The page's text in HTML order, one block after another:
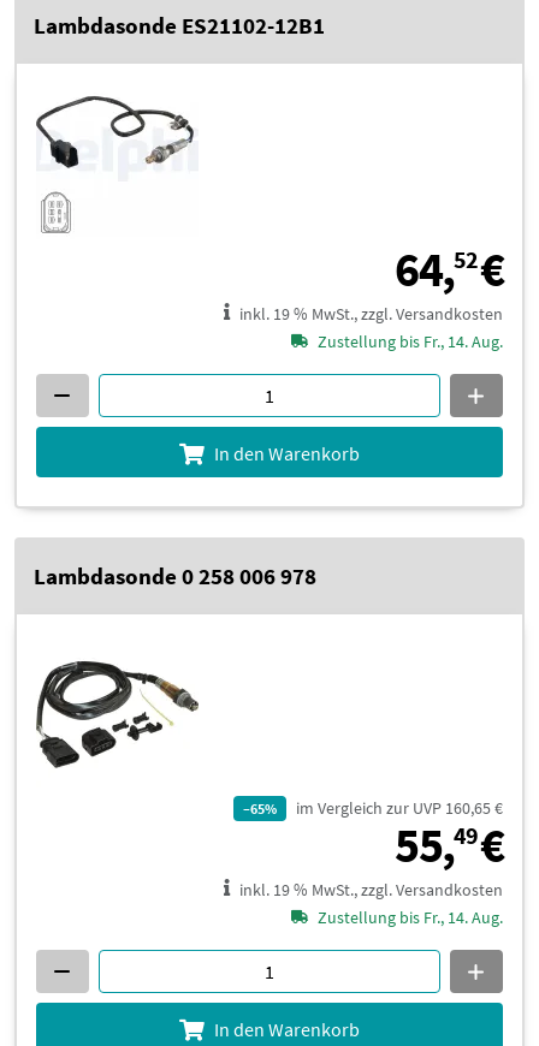
Lambdasonde ES21102-12B1
64,52€
inkl. 19 % MwSt., zzgl. Versandkosten
Zustellung bis Fr., 14. Aug.
In den Warenkorb
Lambdasonde 0 258 006 978
–65% im Vergleich zur UVP 160,65 €
55,49€
inkl. 19 % MwSt., zzgl. Versandkosten
Zustellung bis Fr., 14. Aug.
In den Warenkorb